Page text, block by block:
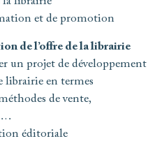
et de promotion
de l’offre de la librairie
un projet de développement
librairie en termes
de vente,
éditoriale